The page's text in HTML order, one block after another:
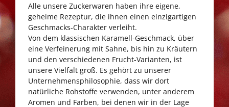
immer
cool
bleiben:
Alle unsere Zuckerwaren haben ihre eigene,
geheime Rezeptur, die ihnen einen einzigartigen
Geschmacks-Charakter verleiht.
Von dem klassischen Karamell-Geschmack, über
eine Verfeinerung mit Sahne, bis hin zu Kräutern
und den verschiedenen Frucht-Varianten, ist
unsere Vielfalt groß. Es gehört zu unserer
Unternehmensphilosophie, dass wir dort
natürliche Rohstoffe verwenden, unter anderem
Aromen und Farben, bei denen wir in der Lage